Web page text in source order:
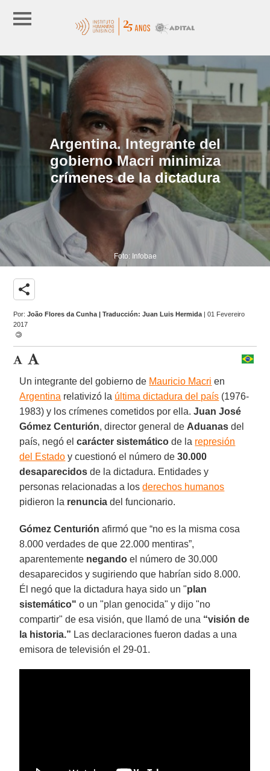
Argentina. Integrante del
gobierno Macri minimiza
crímenes de la dictadura
Foto: Infobae
share
Por:João Flores da Cunha | Traducción: Juan Luis Hermida | 01 Fevereiro
2017
Un integrante del gobierno de Mauricio Macri en
Argentina relativizó la última dictadura del país (1976-
1983) y los crímenes cometidos por ella.Juan José
Gómez Centurión, director general de Aduanas del
país, negó elcarácter sistemático de la represión
del Estado y cuestionó el número de30.000
desaparecidos de la dictadura. Entidades y
personas relacionadas a losderechos humanos
pidieron la renuncia del funcionario.
Gómez Centurión afirmó que “no es la misma cosa
8.000 verdades de que 22.000 mentiras”,
aparentemente negando el número de 30.000
desaparecidos y sugiriendo que habrían sido 8.000.
Él negó que la dictadura haya sido un "plan
sistemático" o un "plan genocida" y dijo "no
compartir" de esa visión, que llamó de una “visión de
la historia.” Las declaraciones fueron dadas a una
emisora de televisión el 29-01.